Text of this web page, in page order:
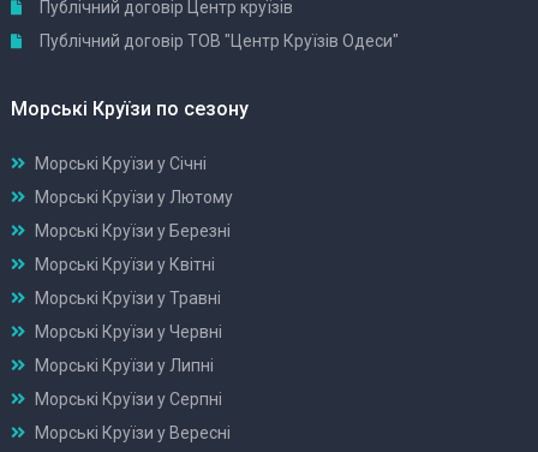
Публічний договір Центр круїзів
Публічний договір ТОВ "Центр Круїзів Одеси"
Морські Круїзи по сезону
Морські Круїзи у Січні
Морські Круїзи у Лютому
Морські Круїзи у Березні
Морські Круїзи у Квітні
Морські Круїзи у Травні
Морські Круїзи у Червні
Морські Круїзи у Липні
Морські Круїзи у Серпні
Морські Круїзи у Вересні